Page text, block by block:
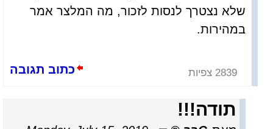
שלא נצטרך לנסות לזכור, מה המלצר אמר
במהירות.
כתוב תגובה 2839 צפיות
תודה!!!